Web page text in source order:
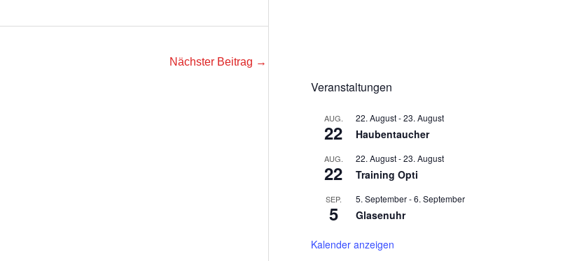
Nächster Beitrag →
Veranstaltungen
AUG.
22
22. August-23. August
Haubentaucher
AUG.
22
22. August-23. August
Training Opti
SEP.
5
5. September-6. September
Glasenuhr
Kalender anzeigen